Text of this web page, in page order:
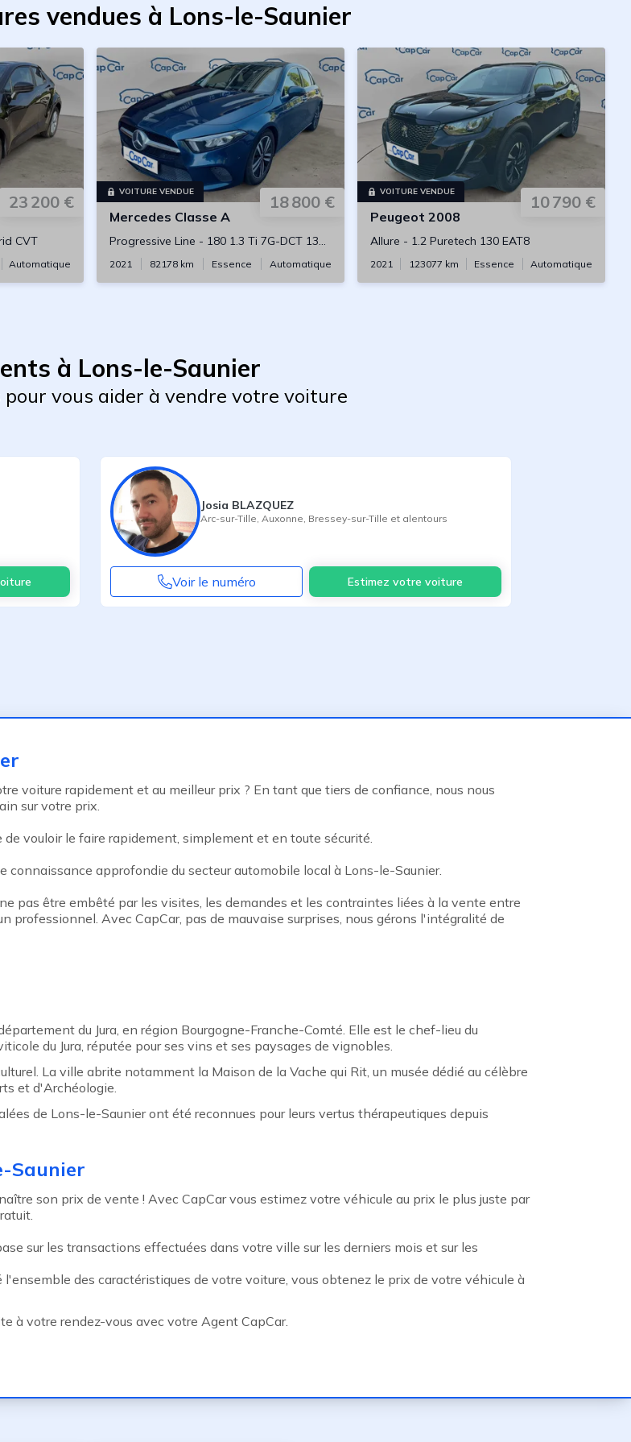
vendues à Lons-le-Saunier
23 200 €
CVT
Automatique
VOITURE VENDUE
18 800 €
Mercedes Classe A
Progressive Line - 180 1.3 Ti 7G-DCT 136cv
2021 82178 km Essence Automatique
VOITURE VENDUE
10 790 €
Peugeot 2008
Allure - 1.2 Puretech 130 EAT8
2021 123077 km Essence Automatique
à Lons-le-Saunier
pour vous aider à vendre votre voiture
Josia BLAZQUEZ
Arc-sur-Tille Auxonne Bressey-sur-Tille et alentours
Voir le numéro Estimez votre voiture
voiture rapidement et au meilleur prix ? En tant que tiers de confiance, nous nous
sur votre prix.
vouloir le faire rapidement, simplement et en toute sécurité.
approfondie du secteur automobile local à Lons-le-Saunier.
pas être embêté par les visites, les demandes et les contraintes liées à la vente entre
professionnel. Avec CapCar, pas de mauvaise surprises, nous gérons l'intégralité de
du Jura, en région Bourgogne-Franche-Comté. Elle est le chef-lieu du
du Jura, réputée pour ses vins et ses paysages de vignobles.
La ville abrite notamment la Maison de la Vache qui Rit, un musée dédié au célèbre
et d'Archéologie.
de Lons-le-Saunier ont été reconnues pour leurs vertus thérapeutiques depuis
Saunier
son prix de vente ! Avec CapCar vous estimez votre véhicule au prix le plus juste par
sur les transactions effectuées dans votre ville sur les derniers mois et sur les
des caractéristiques de votre voiture, vous obtenez le prix de votre véhicule à
à votre rendez-vous avec votre Agent CapCar.